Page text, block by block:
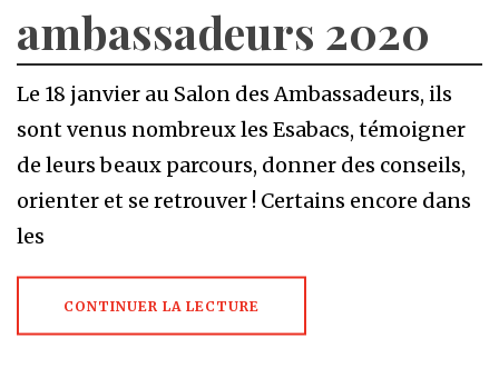
ambassadeurs 2020
Le 18 janvier au Salon des Ambassadeurs, ils
sont venus nombreux les Esabacs, témoigner
de leurs beaux parcours, donner des conseils,
orienter et se retrouver ! Certains encore dans
les
CONTINUER LA LECTURE